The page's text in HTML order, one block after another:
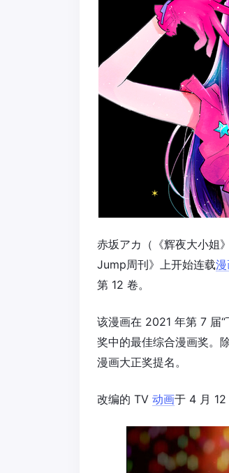
赤坂アカ（《辉夜大小姐
Jump周刊》上开始连载
第 12 卷。
该漫画在 2021 年第 7 届
奖中的最佳综合漫画奖。
漫画大正奖提名。
改编的 TV 动画于 4 月 12